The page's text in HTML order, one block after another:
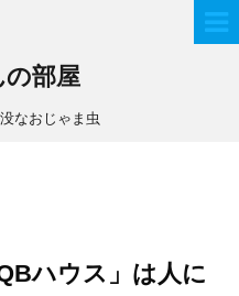
部屋
なおじゃま虫
ハウス」は人に